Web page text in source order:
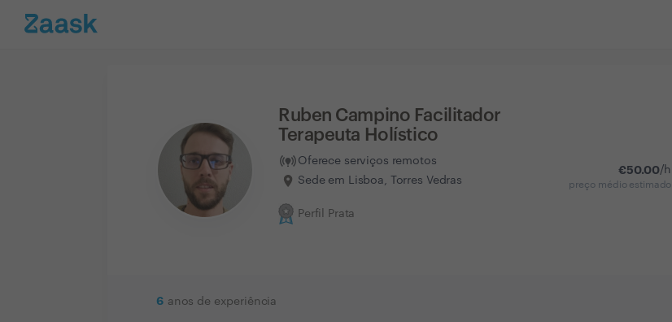
Ruben Campino Facilitador
Terapeuta Holístico
Oferece serviços remotos
Sede em Lisboa, Torres Vedras
Perfil Prata
€50.00/h
preço médio estimado
6 anos de experiência